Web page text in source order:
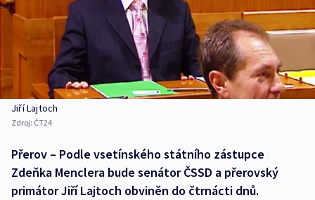
Jiří Lajtoch
Zdroj: ČT24
Přerov – Podle vsetínského státního zástupce
Zdeňka Menclera bude senátor ČSSD a přerovský
primátor Jiří Lajtoch obviněn do čtrnácti dnů.